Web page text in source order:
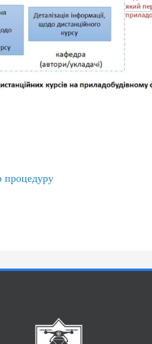
процедуру